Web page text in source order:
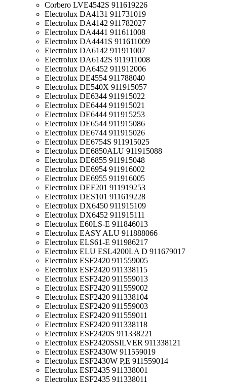
Corbero LVE4542S 911619226
Electrolux DA4131 911731019
Electrolux DA4142 911782027
Electrolux DA4441 911611008
Electrolux DA4441S 911611009
Electrolux DA6142 911911007
Electrolux DA6142S 911911008
Electrolux DA6452 911912006
Electrolux DE4554 911788040
Electrolux DE540X 911915057
Electrolux DE6344 911915022
Electrolux DE6444 911915021
Electrolux DE6444 911915253
Electrolux DE6544 911915086
Electrolux DE6744 911915026
Electrolux DE6754S 911915025
Electrolux DE6850ALU 911915088
Electrolux DE6855 911915048
Electrolux DE6954 911916002
Electrolux DE6955 911916005
Electrolux DEF201 911919253
Electrolux DES101 911619228
Electrolux DX6450 911915109
Electrolux DX6452 911915111
Electrolux E60LS-E 911846013
Electrolux EASY ALU 911888066
Electrolux ELS61-E 911986217
Electrolux ELU ESL4200LA D 911679017
Electrolux ESF2420 911559005
Electrolux ESF2420 911338115
Electrolux ESF2420 911559013
Electrolux ESF2420 911559002
Electrolux ESF2420 911338104
Electrolux ESF2420 911559003
Electrolux ESF2420 911559011
Electrolux ESF2420 911338118
Electrolux ESF2420S 911338221
Electrolux ESF2420SSILVER 911338121
Electrolux ESF2430W 911559019
Electrolux ESF2430W P,E 911559014
Electrolux ESF2435 911338001
Electrolux ESF2435 911338011